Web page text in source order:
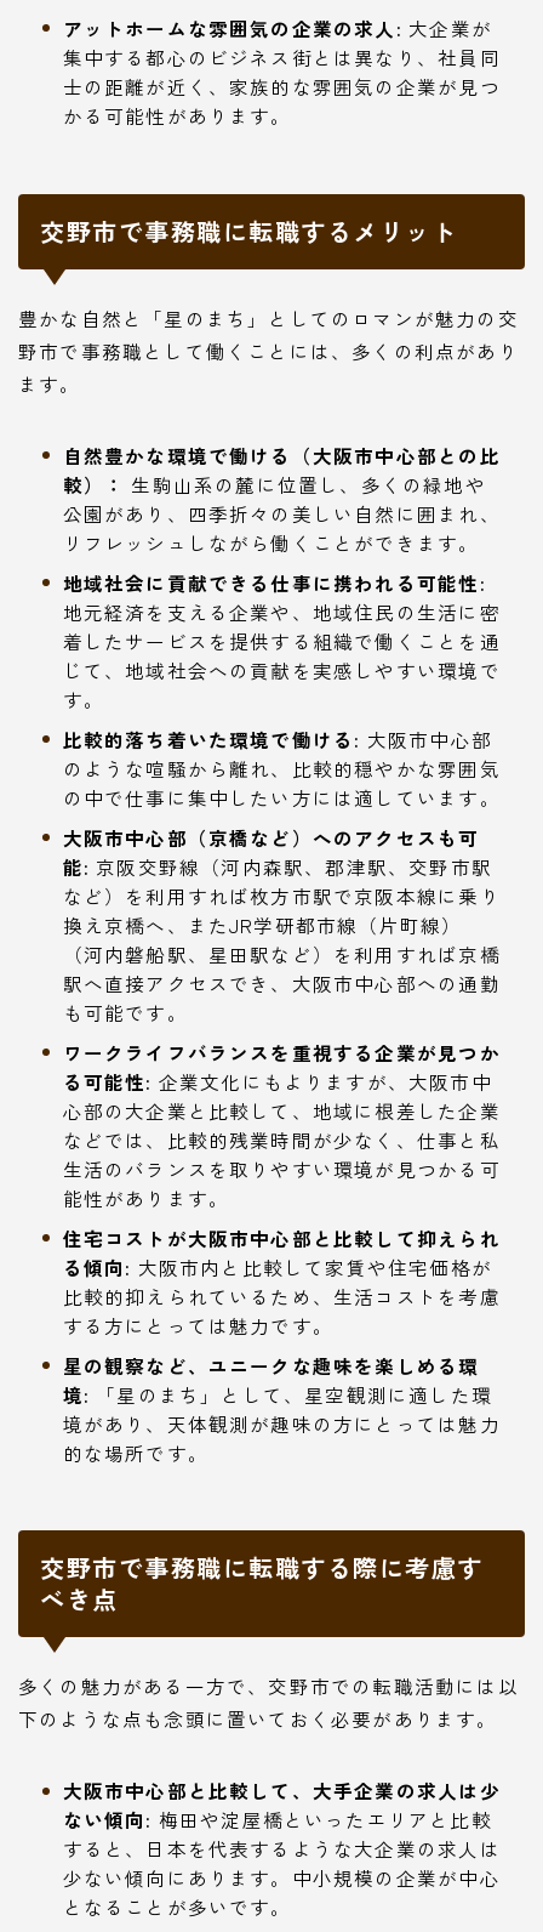
アットホームな雰囲気の企業の求人: 大企業が
集中する都心のビジネス街とは異なり、社員同
士の距離が近く、家族的な雰囲気の企業が見つ
かる可能性があります。
交野市で事務職に転職するメリット
豊かな自然と「星のまち」としてのロマンが魅力の交
野市で事務職として働くことには、多くの利点があり
ます。
自然豊かな環境で働ける（大阪市中心部との比
較）：
生駒山系の麓に位置し、多くの緑地や
公園があり、四季折々の美しい自然に囲まれ、
リフレッシュしながら働くことができます。
地域社会に貢献できる仕事に携われる可能性:
地元経済を支える企業や、地域住民の生活に密
着したサービスを提供する組織で働くことを通
じて、地域社会への貢献を実感しやすい環境で
す。
比較的落ち着いた環境で働ける: 大阪市中心部
のような喧騒から離れ、比較的穏やかな雰囲気
の中で仕事に集中したい方には適しています。
大阪市中心部（京橋など）へのアクセスも可
能: 京阪交野線（河内森駅、郡津駅、交野市駅
など）を利用すれば枚方市駅で京阪本線に乗り
換え京橋へ、またJR学研都市線（片町線）
（河内磐船駅、星田駅など）を利用すれば京橋
駅へ直接アクセスでき、大阪市中心部への通勤
も可能です。
ワークライフバランスを重視する企業が見つか
る可能性: 企業文化にもよりますが、大阪市中
心部の大企業と比較して、地域に根差した企業
などでは、比較的残業時間が少なく、仕事と私
生活のバランスを取りやすい環境が見つかる可
能性があります。
住宅コストが大阪市中心部と比較して抑えられ
る傾向: 大阪市内と比較して家賃や住宅価格が
比較的抑えられているため、生活コストを考慮
する方にとっては魅力です。
星の観察など、ユニークな趣味を楽しめる環
境: 「星のまち」として、星空観測に適した環
境があり、天体観測が趣味の方にとっては魅力
的な場所です。
交野市で事務職に転職する際に考慮す
べき点
多くの魅力がある一方で、交野市での転職活動には以
下のような点も念頭に置いておく必要があります。
大阪市中心部と比較して、大手企業の求人は少
ない傾向: 梅田や淀屋橋といったエリアと比較
すると、日本を代表するような大企業の求人は
少ない傾向にあります。中小規模の企業が中心
となることが多いです。